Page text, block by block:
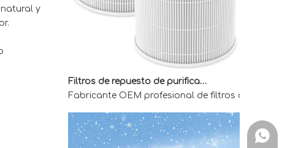
y
Fabricante OEM profesional de filtros de